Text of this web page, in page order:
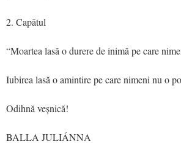
2. Capătul
“Moartea lasă o durere de inimă pe care
Iubirea lasă o amintire pe care nimeni nu o
Odihnă veșnică!
BALLA JULIÁNNA